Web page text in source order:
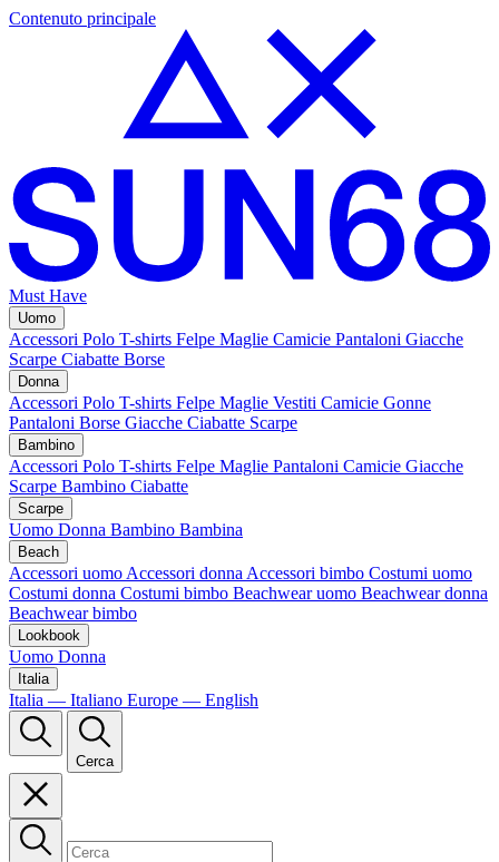
Contenuto principale
Must Have
Uomo
Accessori Polo T-shirts Felpe Maglie Camicie Pantaloni Giacche
Scarpe Ciabatte Borse
Donna
Accessori Polo T-shirts Felpe Maglie Vestiti Camicie Gonne
Pantaloni Borse Giacche Ciabatte Scarpe
Bambino
Accessori Polo T-shirts Felpe Maglie Pantaloni Camicie Giacche
Scarpe Bambino Ciabatte
Scarpe
Uomo Donna Bambino Bambina
Beach
Accessori uomo Accessori donna Accessori bimbo Costumi uomo
Costumi donna Costumi bimbo Beachwear uomo Beachwear donna
Beachwear bimbo
Lookbook
Uomo Donna
Italia
Italia — Italiano Europe — English
Cerca